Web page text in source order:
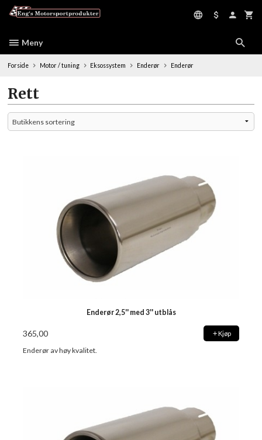
Meny
Forside Motor / tuning Eksossystem Enderør Enderør
Rett
Enderør 2,5'' med 3'' utblås
365,00 Kjøp
Enderør av høy kvalitet.